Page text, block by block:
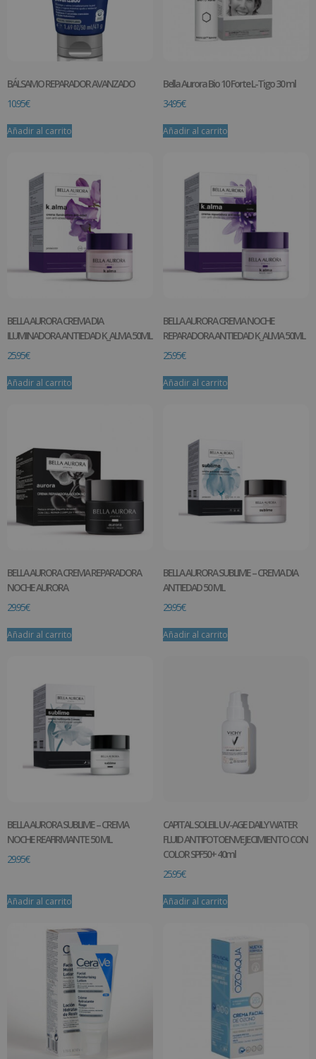
BÁLSAMO REPARADOR AVANZADO
10.95€
Añadir al carrito
Bella Aurora Bio 10 Forte L-Tigo 30 ml
34.95€
Añadir al carrito
BELLA AURORA CREMA DIA
ILUMINADORA ANTIEDAD K_ALMA 50ML
25.95€
Añadir al carrito
BELLA AURORA CREMA NOCHE
REPARADORA ANTIEDAD K_ALMA 50ML
25.95€
Añadir al carrito
BELLA AURORA CREMA REPARADORA
NOCHE AURORA
29.95€
Añadir al carrito
BELLA AURORA SUBLIME – CREMA DIA
ANTIEDAD 50 ML
29.95€
Añadir al carrito
BELLA AURORA SUBLIME – CREMA
NOCHE REAFIRMANTE 50 ML
29.95€
Añadir al carrito
CAPITAL SOLEIL UV-AGE DAILY WATER
FLUID ANTIFOTOENVEJECIMIENTO CON
COLOR SPF50+ 40ml
25.95€
Añadir al carrito